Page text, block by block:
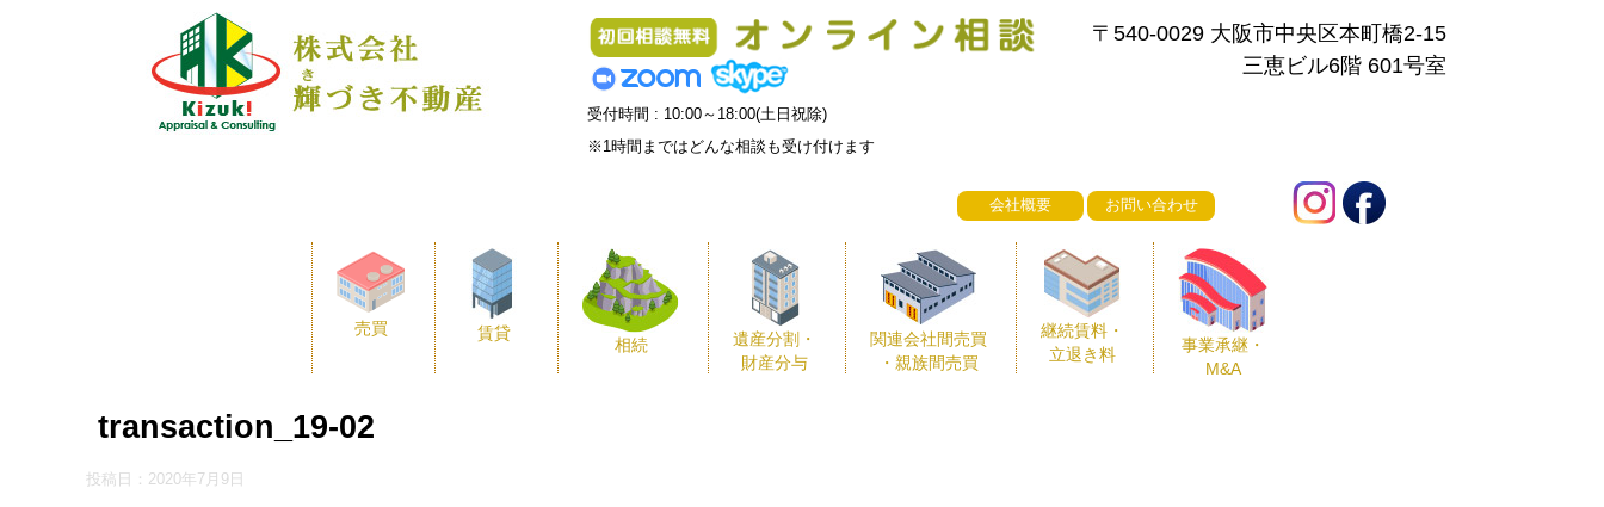
受付時間 : 10:00～18:00(土日祝除)
※1時間まではどんな相談も受け付けます
〒540-0029 大阪市中央区本町橋2-15
三恵ビル6階 601号室
会社概要 お問い合わせ
売買 賃貸
相続
遺産分割・
財産分与
関連会社間売買
・親族間売買
継続賃料・
立退き料
事業承継・
M&A
transaction_19-02
投稿日： 2020年7月9日